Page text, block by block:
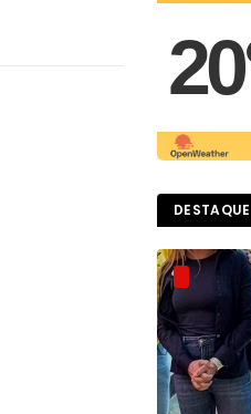
20
DESTAQUE